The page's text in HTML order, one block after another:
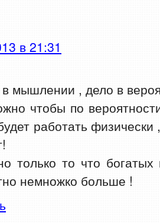
в 21:31
мышлении , дело в
чтобы по
работать физически
только то что
немножко больше !